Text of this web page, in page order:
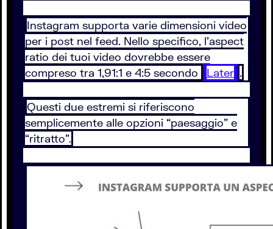
Instagram supporta varie dimensioni video
per i post nel feed. Nello specifico, l’aspect
ratio dei tuoi video dovrebbe essere
compreso tra 1,91:1 e 4:5 secondo
Later .
Questi due estremi si riferiscono
semplicemente alle opzioni “paesaggio” e
“ritratto”.